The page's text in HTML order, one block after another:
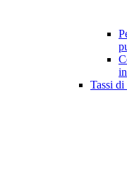
Tassi di